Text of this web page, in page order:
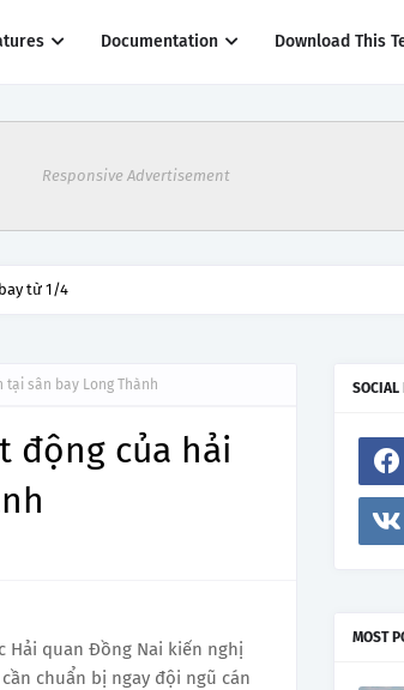
Documentation Download This
Responsive Advertisement
từ 1/4
sân bay Long Thành
động của hải
Hải quan Đồng Nai kiến nghị
chuẩn bị ngay đội ngũ cán
SOCIAL
MOST